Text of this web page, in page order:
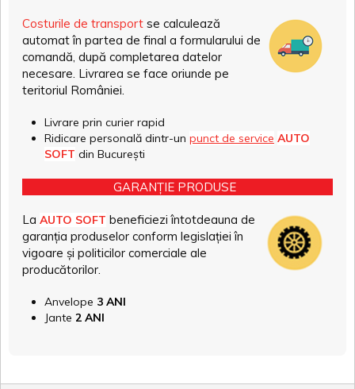
Costurile de transport se calculează
automat în partea de final a formularului de
comandă, după completarea datelor
necesare. Livrarea se face oriunde pe
teritoriul României.
Livrare prin curier rapid
Ridicare personală dintr-un punct de service AUTO
SOFT din București
GARANȚIE PRODUSE
La AUTO SOFT beneficiezi întotdeauna de
garanția produselor conform legislației în
vigoare și politicilor comerciale ale
producătorilor.
Anvelope 3 ANI
Jante 2 ANI